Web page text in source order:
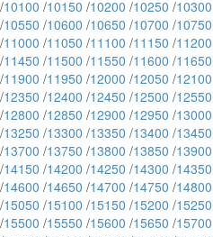
/10100 /10150 /10200 /10250 /10300
/10550 /10600 /10650 /10700 /10750
/11000 /11050 /11100 /11150 /11200
/11450 /11500 /11550 /11600 /11650
/11900 /11950 /12000 /12050 /12100
/12350 /12400 /12450 /12500 /12550
/12800 /12850 /12900 /12950 /13000
/13250 /13300 /13350 /13400 /13450
/13700 /13750 /13800 /13850 /13900
/14150 /14200 /14250 /14300 /14350
/14600 /14650 /14700 /14750 /14800
/15050 /15100 /15150 /15200 /15250
/15500 /15550 /15600 /15650 /15700